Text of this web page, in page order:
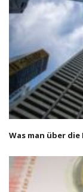
Was man über